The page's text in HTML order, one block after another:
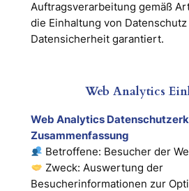
Auftragsverarbeitung gemäß
die Einhaltung von
Datensicherheit garantiert.
Web Analytics
Web Analytics
Zusammenfassung
Betroffene: Besucher der
Zweck: Auswertung der
Besucherinformationen zur